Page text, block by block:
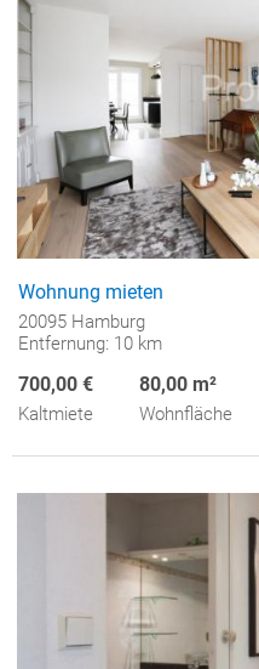
Wohnung mieten
20095 Hamburg
Entfernung: 10 km
700,00 €
Kaltmiete
80,00 m²
Wohnfläche